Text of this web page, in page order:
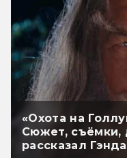
«Охота на
Сюжет, съёмки,
рассказал